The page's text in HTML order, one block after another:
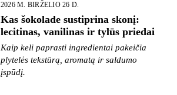
2026 M. BIRŽELIO 26 D.
Kas šokolade sustiprina skonį:
lecitinas, vanilinas ir tylūs priedai
Kaip keli paprasti ingredientai pakeičia
plytelės tekstūrą, aromatą ir saldumo
įspūdį.